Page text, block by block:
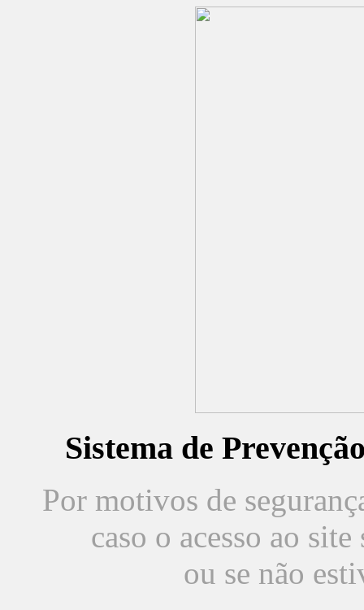
Sistema de
Por motivos de
caso o acesso ao
ou se não